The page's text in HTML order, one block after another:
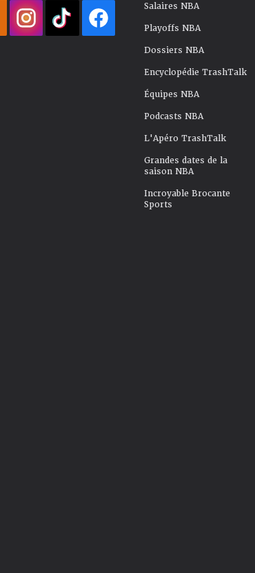
Salaires NBA
Playoffs NBA
Dossiers NBA
Encyclopédie TrashTalk
Équipes NBA
Podcasts NBA
L'Apéro TrashTalk
Grandes dates de la
saison NBA
Incroyable Brocante
Sports